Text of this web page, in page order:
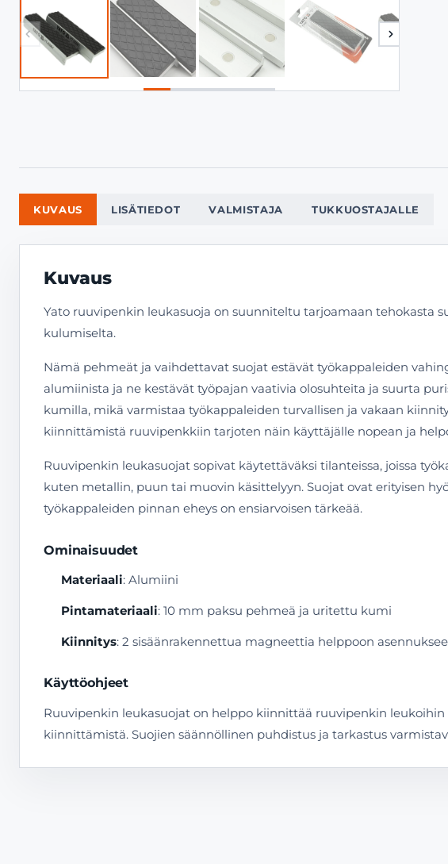
KUVAUS LISÄTIEDOT VALMISTAJA TUKKUOSTAJALLE
Kuvaus
Yato ruuvipenkin leukasuoja on suunniteltu tarjoamaan tehokasta
kulumiselta.
Nämä pehmeät ja vaihdettavat suojat estävät työkappaleiden
alumiinista ja ne kestävät työpajan vaativia olosuhteita ja suurta
kumilla, mikä varmistaa työkappaleiden turvallisen ja vakaan
kiinnittämistä ruuvipenkkiin tarjoten näin käyttäjälle nopean ja
Ruuvipenkin leukasuojat sopivat käytettäväksi tilanteissa, joissa
kuten metallin, puun tai muovin käsittelyyn. Suojat ovat erityisen
työkappaleiden pinnan eheys on ensiarvoisen tärkeää.
Ominaisuudet
Materiaali: Alumiini
Pintamateriaali: 10 mm paksu pehmeä ja uritettu kumi
Kiinnitys: 2 sisäänrakennettua magneettia helppoon
Käyttöohjeet
Ruuvipenkin leukasuojat on helppo kiinnittää ruuvipenkin
kiinnittämistä. Suojien säännöllinen puhdistus ja tarkastus